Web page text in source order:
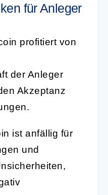
für Anleger
profitiert von
der Anleger
Akzeptanz
ist anfällig für
und